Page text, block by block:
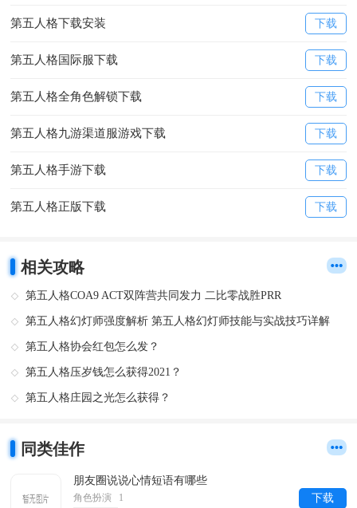
第五人格下载安装 下载
第五人格国际服下载 下载
第五人格全角色解锁下载 下载
第五人格九游渠道服游戏下载 下载
第五人格手游下载 下载
第五人格正版下载 下载
相关攻略
第五人格COA9 ACT双阵营共同发力 二比零战胜PRR
第五人格幻灯师强度解析 第五人格幻灯师技能与实战技巧详解
第五人格协会红包怎么发？
第五人格压岁钱怎么获得2021？
第五人格庄园之光怎么获得？
同类佳作
朋友圈说说心情短语有哪些
角色扮演 1
下载